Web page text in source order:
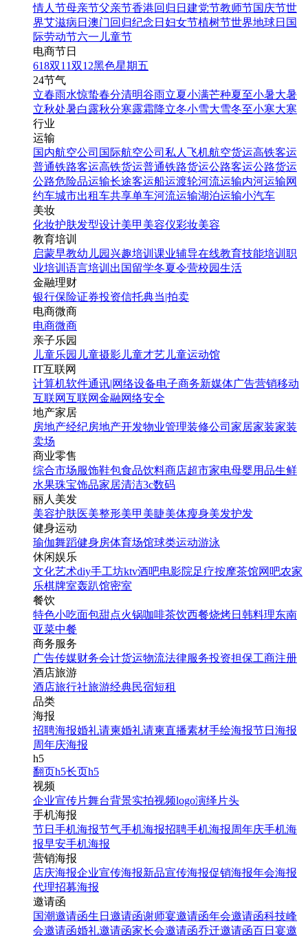
情人节母亲节父亲节香港回归日 建党节教师节国庆节世
界艾滋病日 澳门回归纪念日 妇女节植树节世界地球日 国
际劳动节六一儿童节
电商节日
618双11双12黑色星期五
24节气
立春雨水惊蛰春分清明谷雨立夏小满芒种夏至小暑大暑
立秋处暑白露秋分寒露霜降立冬小雪大雪冬至小寒大寒
行业
运输
国内航空公司 国际航空公司 私人飞机航空货运高铁客运
普通铁路客运高铁货运普通铁路货运公路客运公路货运
公路危险品运输长途客运船运渡轮河流运输内河运输网
约车城市出租车共享单车河流运输湖泊运输小汽车
美妆
化妆护肤发型设计美甲 美容仪彩妆美容
教育培训
启蒙早教幼儿园 兴趣培训 课业辅导在线教育技能培训 职
业培训 语言培训 出国留学冬夏令营校园生活
金融理财
银行保险证券投资信托典当|拍卖
电商微商
电商微商
亲子乐园
儿童乐园 儿童摄影 儿童才艺 儿童运动馆
IT互联网
计算机软件通讯|网络设备电子商务新媒体广告营销移动
互联网互联网金融网络安全
地产家居
房地产经纪房地产开发物业管理装修公司 家居家装家装
卖场
商业零售
综合市场服饰鞋包食品饮料商店超市家电母婴用品生鲜
水果珠宝饰品家居清洁3c数码
丽人美发
美容护肤医美整形美甲美睫美体瘦身美发护发
健身运动
瑜伽舞蹈健身房体育场馆球类运动游泳
休闲娱乐
文化艺术diy手工坊ktv酒吧电影院足疗按摩茶馆网吧农家
乐棋牌室轰趴馆密室
餐饮
特色小吃面包甜点火锅咖啡茶饮西餐烧烤日韩料理东南
亚菜中餐
商务服务
广告传媒财务会计货运物流法律服务投资担保工商注册
酒店旅游
酒店旅行社旅游经典民宿短租
品类
海报
招聘海报婚礼请柬婚礼请柬直播素材手绘海报节日海报
周年庆海报
h5
翻页h5长页h5
视频
企业宣传片舞台背景实拍视频logo演绎 片头
手机海报
节日手机海报节气手机海报招聘手机海报周年庆手机海
报早安手机海报
营销海报
店庆海报企业宣传海报新品宣传海报促销海报年会海报
代理招募海报
邀请函
国潮邀请函生日邀请函谢师宴邀请函年会邀请函科技峰
会邀请函婚礼邀请函家长会邀请函乔迁邀请函百日宴邀